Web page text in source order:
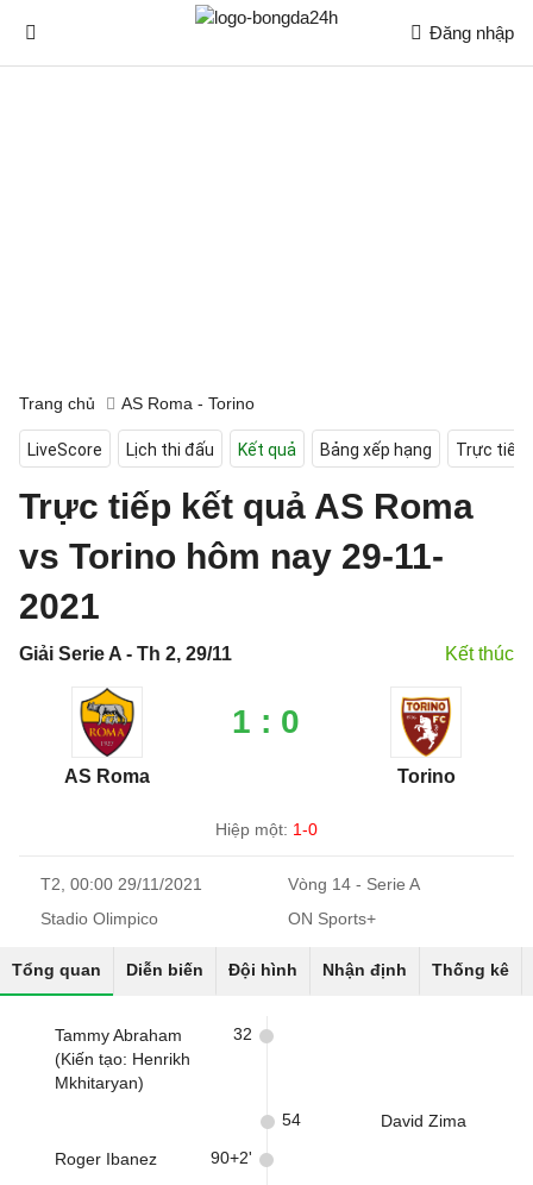
Đăng nhập
Trang chủ AS Roma - Torino
LiveScore Lịch thi đấu Kết quả Bảng xếp hạng Trực tiếp
Trực tiếp kết quả AS Roma
vs Torino hôm nay 29-11-
2021
Giải Serie A - Th 2, 29/11 Kết thúc
AS Roma
1 : 0
Torino
Hiệp một: 1-0
T2, 00:00 29/11/2021
Vòng 14 - Serie A
Stadio Olimpico
ON Sports+
Tổng quan Diễn biến Đội hình Nhận định Thống kê
Tammy Abraham
(Kiến tạo: Henrikh
Mkhitaryan)
32
David Zima
54
Roger Ibanez 90+2'